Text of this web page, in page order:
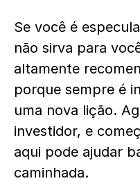
Se você é
não sirva para
altamente
porque sempre é
uma nova lição.
investidor, e
aqui pode ajudar
caminhada.